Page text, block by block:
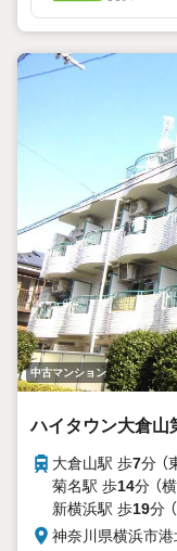
中古マンション
ハイタウン大倉山
大倉山駅 歩7分 （
菊名駅 歩14分 （
新横浜駅 歩19分
神奈川県横浜市港